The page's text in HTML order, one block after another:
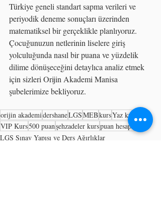
Türkiye geneli standart sapma verileri ve
periyodik deneme sonuçları üzerinden
matematiksel bir gerçeklikle planlıyoruz.
Çocuğunuzun netlerinin liselere giriş
yolculuğunda nasıl bir puana ve yüzdelik
dilime dönüşeceğini detaylıca analiz etmek
için sizleri Orijin Akademi Manisa
şubelerimize bekliyoruz.
orijin akademidershaneLGSMEBkursYaz kursu
VIP Kurs500 puanşehzadeler kurspuan hesaplama
LGS Sınav Yapısı ve Ders Ağırlıklar